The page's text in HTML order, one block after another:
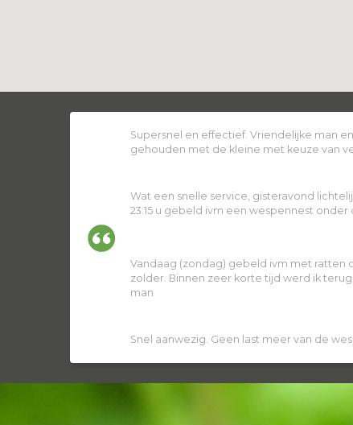
Supersnel en effectief. Vriendelijke man
gehouden met de kleine met keuze van
Wat een snelle service, gisteravond
23:15 u gebeld ivm een wespennest onder
Vandaag (zondag) gebeld ivm met ratten
zolder. Binnen zeer korte tijd werd ik
man
Snel aanwezig. Geen last meer van de